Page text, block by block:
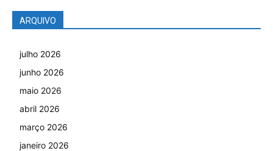
ARQUIVO
julho 2026
junho 2026
maio 2026
abril 2026
março 2026
janeiro 2026